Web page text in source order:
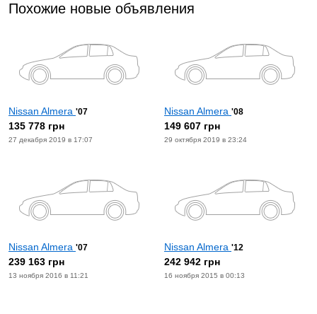
Похожие новые объявления
Nissan Almera '07
135 778 грн
27 декабря 2019 в 17:07
Nissan Almera '08
149 607 грн
29 октября 2019 в 23:24
Nissan Almera '07
239 163 грн
13 ноября 2016 в 11:21
Nissan Almera '12
242 942 грн
16 ноября 2015 в 00:13